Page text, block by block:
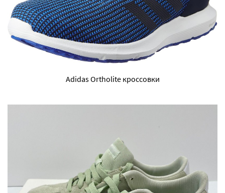
Adidas Ortholite кроссовки